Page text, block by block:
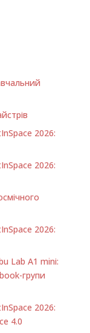
2026:
2026:
2026:
Lab A1 minі:
групи
2026:
4.0